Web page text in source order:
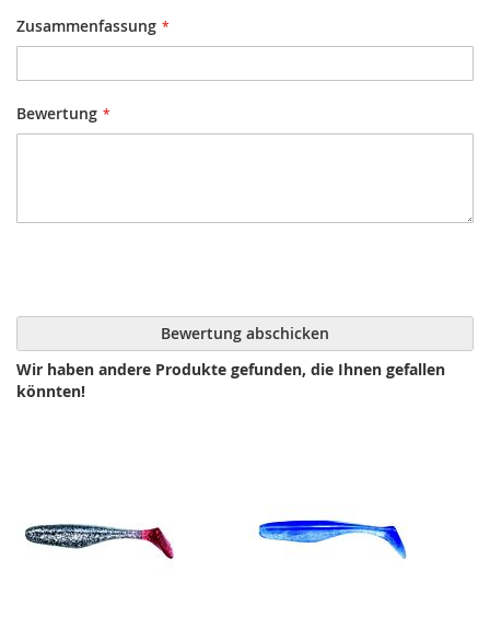
Zusammenfassung
Bewertung
Bewertung abschicken
Wir haben andere Produkte gefunden, die Ihnen gefallen
könnten!